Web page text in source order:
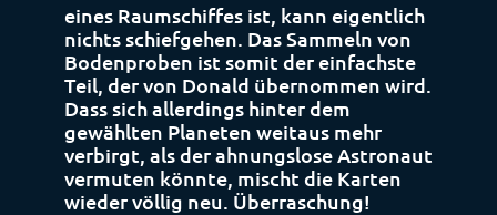
eines Raumschiffes ist, kann eigentlich
nichts schiefgehen. Das Sammeln von
Bodenproben ist somit der einfachste
Teil, der von Donald übernommen wird.
Dass sich allerdings hinter dem
gewählten Planeten weitaus mehr
verbirgt, als der ahnungslose Astronaut
vermuten könnte, mischt die Karten
wieder völlig neu. Überraschung!